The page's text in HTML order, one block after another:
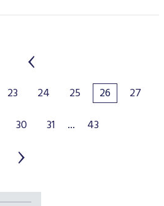
23 24 25 26
27
30 31 ... 43